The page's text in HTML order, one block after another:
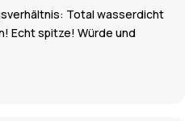
Total wasserdicht
Echt spitze! Würde und